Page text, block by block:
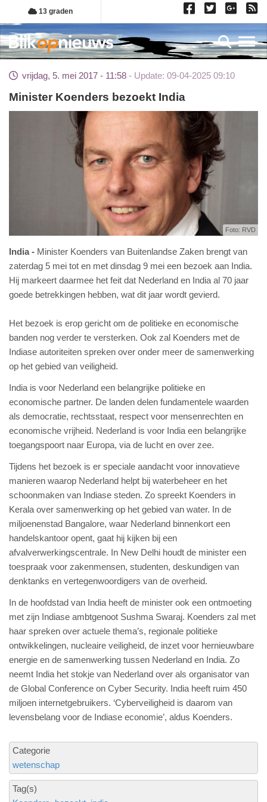
Overslaan
en
naar
de
gaan
13 graden
vrijdag, 5. mei 2017 - 11:58 Update: 09-04-2025 09:10
Minister Koenders bezoekt India
Foto: RVD
India
Minister Koenders van Buitenlandse Zaken brengt van
zaterdag 5 mei tot en met dinsdag 9 mei een bezoek aan India.
Hij markeert daarmee het feit dat Nederland en India al 70 jaar
goede betrekkingen hebben, wat dit jaar wordt gevierd.
Het bezoek is erop gericht om de politieke en economische
banden nog verder te versterken. Ook zal Koenders met de
Indiase autoriteiten spreken over onder meer de samenwerking
op het gebied van veiligheid.
India is voor Nederland een belangrijke politieke en
economische partner. De landen delen fundamentele waarden
als democratie, rechtsstaat, respect voor mensenrechten en
economische vrijheid. Nederland is voor India een belangrijke
toegangspoort naar Europa, via de lucht en over zee.
Tijdens het bezoek is er speciale aandacht voor innovatieve
manieren waarop Nederland helpt bij waterbeheer en het
schoonmaken van Indiase steden. Zo spreekt Koenders in
Kerala over samenwerking op het gebied van water. In de
miljoenenstad Bangalore, waar Nederland binnenkort een
handelskantoor opent, gaat hij kijken bij een
afvalverwerkingscentrale. In New Delhi houdt de minister een
toespraak voor zakenmensen, studenten, deskundigen van
denktanks en vertegenwoordigers van de overheid.
In de hoofdstad van India heeft de minister ook een ontmoeting
met zijn Indiase ambtgenoot Sushma Swaraj. Koenders zal met
haar spreken over actuele thema’s, regionale politieke
ontwikkelingen, nucleaire veiligheid, de inzet voor hernieuwbare
energie en de samenwerking tussen Nederland en India. Zo
neemt India het stokje van Nederland over als organisator van
de Global Conference on Cyber Security. India heeft ruim 450
miljoen internetgebruikers. ‘Cyberveiligheid is daarom van
levensbelang voor de Indiase economie’, aldus Koenders.
Categorie
wetenschap
Tag(s)